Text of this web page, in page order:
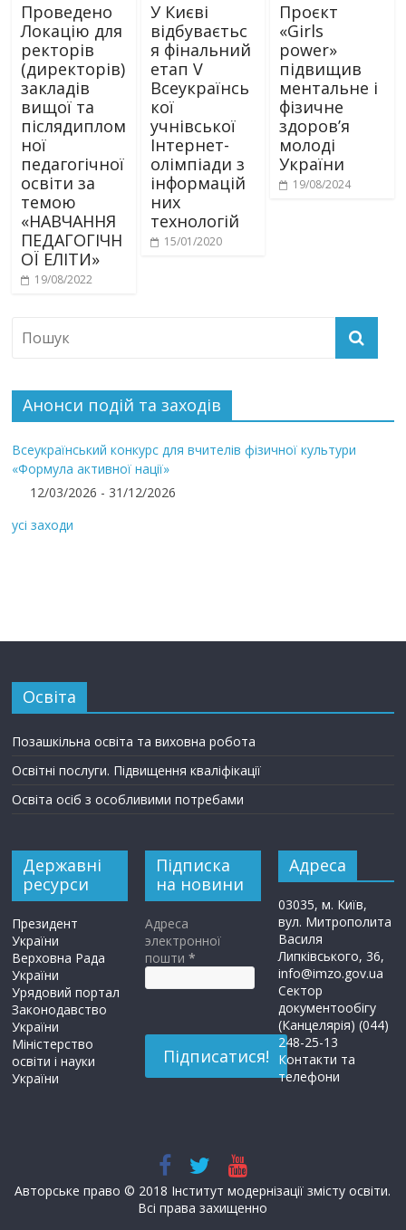
Проведено
Локацію для
ректорів
(директорів)
закладів
вищої та
післядиплом
ної
педагогічної
освіти за
темою
«НАВЧАННЯ
ПЕДАГОГІЧН
ОЇ ЕЛІТИ»
19/08/2022
У Києві
відбуваєтьс
я фінальний
етап V
Всеукраїнсь
кої
учнівської
Інтернет-
олімпіади з
інформацій
них
технологій
15/01/2020
Проєкт
«Girls
power»
підвищив
ментальне і
фізичне
здоровʼя
молоді
України
19/08/2024
Анонси подій та заходів
Всеукраїнський конкурс для вчителів фізичної культури
«Формула активної нації»
12/03/2026 - 31/12/2026
усі заходи
Освіта
Позашкільна освіта та виховна робота
Освітні послуги. Підвищення кваліфікації
Освіта осіб з особливими потребами
Державні
ресурси
Президент
України
Верховна Рада
України
Урядовий портал
Законодавство
України
Міністерство
освіти і науки
України
Підписка
на новини
Адреса
электронної
пошти*
Адреса
03035, м. Київ,
вул. Митрополита
Василя
Липківського, 36,
info@imzo.gov.ua
Сектор
документообігу
(Канцелярія) (044)
248-25-13
Контакти та
телефони
Авторське право © 2018 Інститут модернізації змісту освіти.
Всі права захищенно